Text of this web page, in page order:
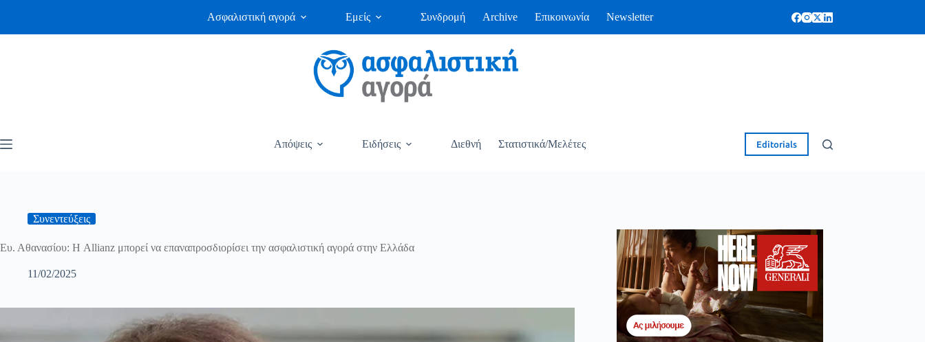
Ασφαλιστική αγορά Εμείς Συνδρομή Archive Επικοινωνία Newsletter
Απόψεις Ειδήσεις Διεθνή Στατιστικά/Μελέτες Editorials
Συνεντεύξεις
Ευ. Αθανασίου: Η Allianz μπορεί να επαναπροσδιορίσει την ασφαλιστική αγορά στην Ελλάδα
11/02/2025